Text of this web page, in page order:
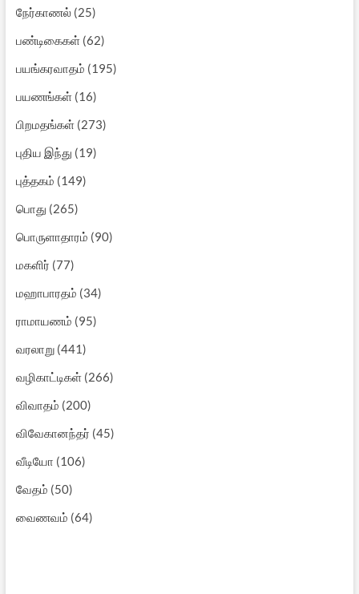
நேர்காணல்(25)
பண்டிகைகள்(62)
பயங்கரவாதம் (195)
பயணங்கள்(16)
பிறமதங்கள்(273)
புதிய இந்து (19)
புத்தகம் (149)
பொது (265)
பொருளாதாரம் (90)
மகளிர் (77)
மஹாபாரதம் (34)
ராமாயணம் (95)
வரலாறு(441)
வழிகாட்டிகள்(266)
விவாதம் (200)
விவேகானந்தர் (45)
வீடியோ (106)
வேதம் (50)
வைணவம் (64)